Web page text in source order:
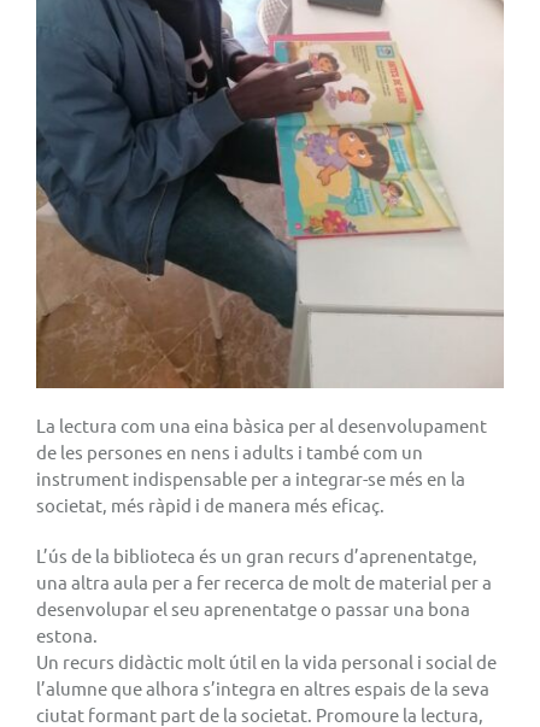
La lectura com una eina bàsica per al desenvolupament
de les persones en nens i adults i també com un
instrument indispensable per a integrar-se més en la
societat, més ràpid i de manera més eficaç.
L’ús de la biblioteca és un gran recurs d’aprenentatge,
una altra aula per a fer recerca de molt de material per a
desenvolupar el seu aprenentatge o passar una bona
estona.
Un recurs didàctic molt útil en la vida personal i social de
l’alumne que alhora s’integra en altres espais de la seva
ciutat formant part de la societat. Promoure la lectura,